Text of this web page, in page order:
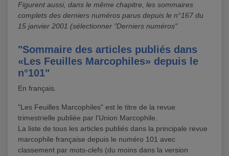
Figurent aussi, dans le même chapitre, les sommaires
complets des derniers numéros parus depuis le n°167 du
15 janvier 2001 (sélectionner "Derniers numéros"
"Sommaire des articles publiés dans
«Les Feuilles Marcophiles» depuis le
n°101"
En français.
"Les Feuilles Marcophiles" est le titre de la revue
trimestrielle publiée par l'Union Marcophile.
La liste de tous les articles publiés dans la principale revue
marcophile française depuis le numéro 101 avec
classement par mots-clefs (du moins dans la version